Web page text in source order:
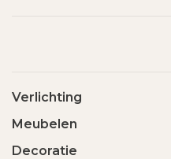
Verlichting
Meubelen
Decoratie